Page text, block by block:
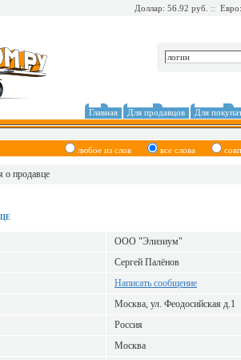
Доллар: 56.92 руб. ::
Главная Для продавцов Для
любое из слов все слова
о продавце
ООО "Элизиум"
Сергей Палёнов
Написать сообщение
Москва, ул. Феодосийская д.1
Россия
Москва